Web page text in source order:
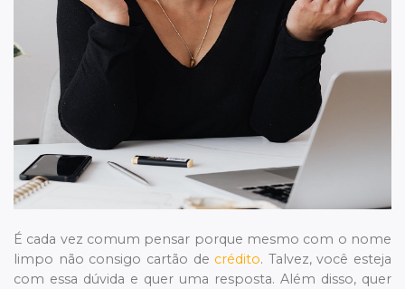
É cada vez comum pensar porque mesmo com o nome
limpo não consigo cartão de crédito. Talvez, você esteja
com essa dúvida e quer uma resposta. Além disso, quer